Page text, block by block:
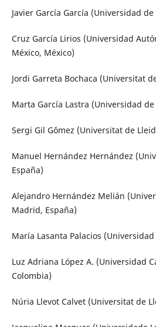
Javier García García (Universidad
Cruz García Lirios (Universidad
México, México)
Jordi Garreta Bochaca (Universitat
Marta García Lastra (Universidad
Sergi Gil G´ómez (Universitat de
Manuel Hernández Hernández
España)
Alejandro Hernández Melián
Madrid, España)
María Lasanta Palacios
Luz Adriana López A. (Universidad
Colombia)
Núria Llevot Calvet (Universitat de